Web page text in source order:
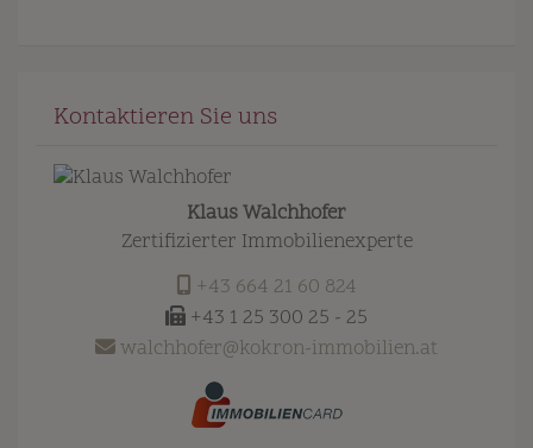
Kontaktieren Sie uns
Klaus Walchhofer
Zertifizierter Immobilienexperte
+43 664 21 60 824
+43 1 25 300 25 - 25
walchhofer@kokron-immobilien.at